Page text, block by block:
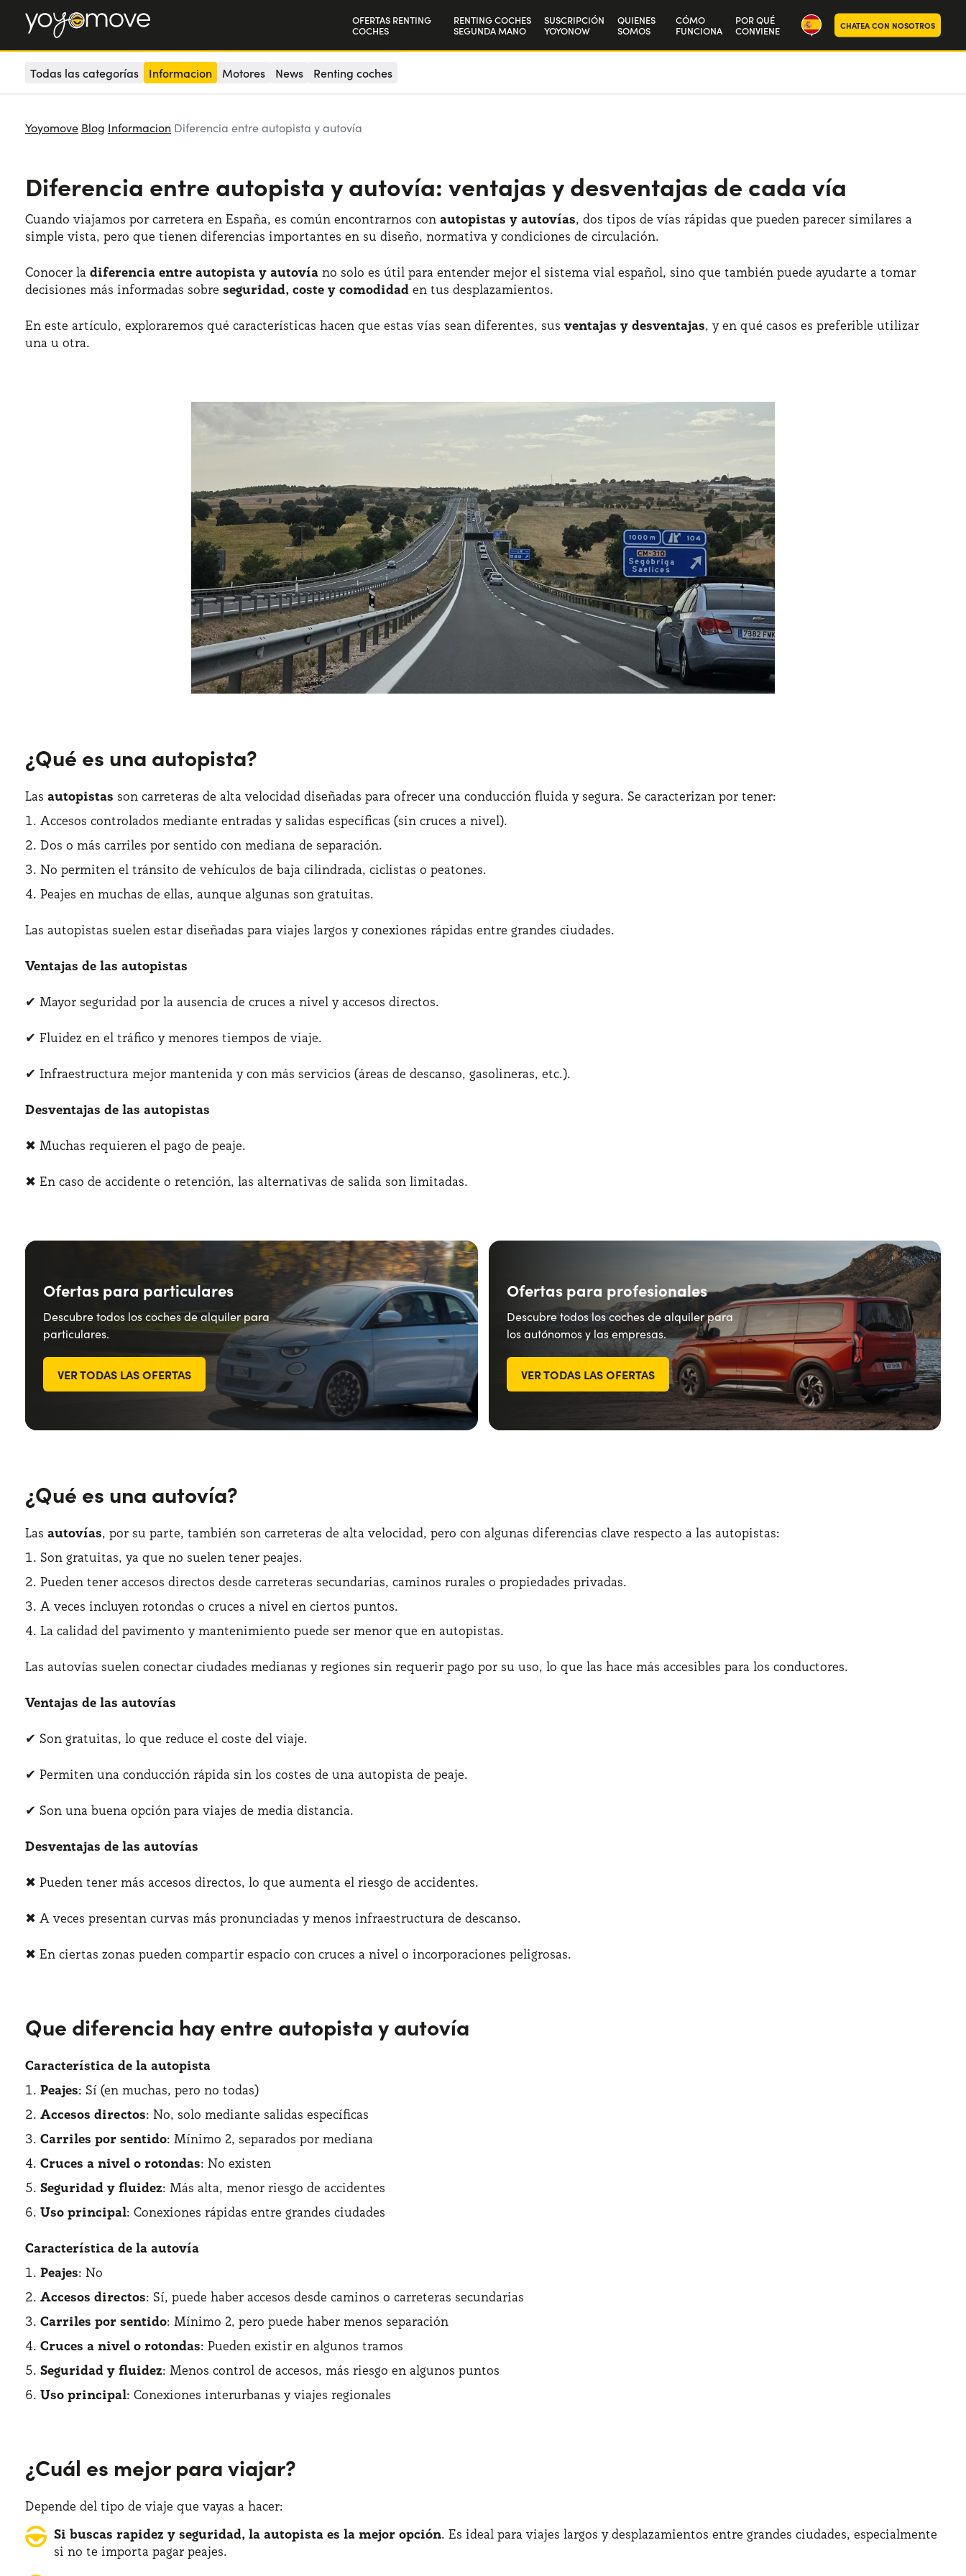
OFERTAS RENTING
COCHES
RENTING COCHES
SEGUNDA MANO
SUSCRIPCIÓN
YOYONOW
QUIENES
SOMOS
CÓMO
FUNCIONA
POR QUÉ
CONVIENE CHATEA CON NOSOTROS
Todas las categorías Informacion Motores News Renting coches
Yoyomove Blog Informacion Diferencia entre autopista y autovía
Diferencia entre autopista y autovía: ventajas y desventajas de cada vía
Cuando viajamos por carretera en España, es común encontrarnos con autopistas y autovías, dos tipos de vías rápidas que pueden parecer similares a
simple vista, pero que tienen diferencias importantes en su diseño, normativa y condiciones de circulación.
Conocer la diferencia entre autopista y autovía no solo es útil para entender mejor el sistema vial español, sino que también puede ayudarte a tomar
decisiones más informadas sobre seguridad, coste y comodidad en tus desplazamientos.
En este artículo, exploraremos qué características hacen que estas vías sean diferentes, sus ventajas y desventajas, y en qué casos es preferible utilizar
una u otra.
¿Qué es una autopista?
Las autopistas son carreteras de alta velocidad diseñadas para ofrecer una conducción fluida y segura. Se caracterizan por tener:
Accesos controlados mediante entradas y salidas específicas (sin cruces a nivel).
Dos o más carriles por sentido con mediana de separación.
No permiten el tránsito de vehículos de baja cilindrada, ciclistas o peatones.
Peajes en muchas de ellas, aunque algunas son gratuitas.
Las autopistas suelen estar diseñadas para viajes largos y conexiones rápidas entre grandes ciudades.
Ventajas de las autopistas
✔ Mayor seguridad por la ausencia de cruces a nivel y accesos directos.
✔ Fluidez en el tráfico y menores tiempos de viaje.
✔ Infraestructura mejor mantenida y con más servicios (áreas de descanso, gasolineras, etc.).
Desventajas de las autopistas
✖ Muchas requieren el pago de peaje.
✖ En caso de accidente o retención, las alternativas de salida son limitadas.
Ofertas para particulares
Descubre todos los coches de alquiler para
particulares.
VER TODAS LAS OFERTAS
Ofertas para profesionales
Descubre todos los coches de alquiler para
los autónomos y las empresas.
VER TODAS LAS OFERTAS
¿Qué es una autovía?
Las autovías, por su parte, también son carreteras de alta velocidad, pero con algunas diferencias clave respecto a las autopistas:
Son gratuitas, ya que no suelen tener peajes.
Pueden tener accesos directos desde carreteras secundarias, caminos rurales o propiedades privadas.
A veces incluyen rotondas o cruces a nivel en ciertos puntos.
La calidad del pavimento y mantenimiento puede ser menor que en autopistas.
Las autovías suelen conectar ciudades medianas y regiones sin requerir pago por su uso, lo que las hace más accesibles para los conductores.
Ventajas de las autovías
✔ Son gratuitas, lo que reduce el coste del viaje.
✔ Permiten una conducción rápida sin los costes de una autopista de peaje.
✔ Son una buena opción para viajes de media distancia.
Desventajas de las autovías
✖ Pueden tener más accesos directos, lo que aumenta el riesgo de accidentes.
✖ A veces presentan curvas más pronunciadas y menos infraestructura de descanso.
✖ En ciertas zonas pueden compartir espacio con cruces a nivel o incorporaciones peligrosas.
Que diferencia hay entre autopista y autovía
Característica de la autopista
Peajes: Sí (en muchas, pero no todas)
Accesos directos: No, solo mediante salidas específicas
Carriles por sentido: Mínimo 2, separados por mediana
Cruces a nivel o rotondas: No existen
Seguridad y fluidez: Más alta, menor riesgo de accidentes
Uso principal: Conexiones rápidas entre grandes ciudades
Característica de la autovía
Peajes: No
Accesos directos: Sí, puede haber accesos desde caminos o carreteras secundarias
Carriles por sentido: Mínimo 2, pero puede haber menos separación
Cruces a nivel o rotondas: Pueden existir en algunos tramos
Seguridad y fluidez: Menos control de accesos, más riesgo en algunos puntos
Uso principal: Conexiones interurbanas y viajes regionales
¿Cuál es mejor para viajar?
Depende del tipo de viaje que vayas a hacer:
Si buscas rapidez y seguridad, la autopista es la mejor opción. Es ideal para viajes largos y desplazamientos entre grandes ciudades, especialmente
si no te importa pagar peajes.